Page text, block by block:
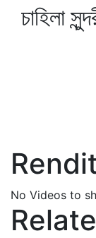
চাহিলা
No Videos to